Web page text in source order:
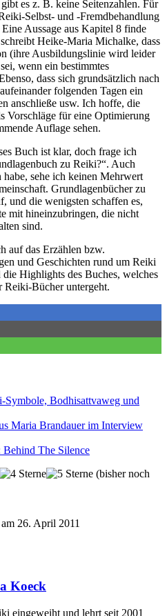
es z. B. keine Seitenzahlen. Für
Selbst- und -Fremd­behandlung
Aussage aus Kapitel 8 finde
Heike-Maria Michalke, dass
(ihre Ausbildungslinie wird leider
wenn ein bestimmtes
dass sich grundsätzlich nach
folgenden Tagen ein
anschließe usw. Ich hoffe, die
Vorschläge für eine Optimierung
Auflage sehen.
Buch ist klar, doch frage ich
zu Reiki?“. Auch
habe, sehe ich keinen Mehrwert
Grundlagenbücher zu
und die wenigsten schaffen es,
mit hineinzubringen, die nicht
sind.
auf das Erzählen bzw.
und Geschichten rund um Reiki
Highlights des Buches, welches
Reiki-Bücher untergeht.
Symbole, Bodhisattvaweg und
Maria Brandauer im Interview
The Silence
(bisher noch
26. April 2011
Koeck
eingeweiht und lehrt seit 2001